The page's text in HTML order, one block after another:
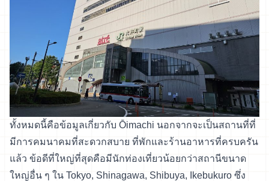
ทั้งหมดนี้คือข้อมูลเกี่ยวกับ Ōimachi นอกจากจะเป็นสถานที่ที่
มีการคมนาคมที่สะดวกสบาย ที่พักและร้านอาหารที่ครบครัน
แล้ว ข้อดีที่ใหญ่ที่สุดคือมีนักท่องเที่ยวน้อยกว่าสถานีขนาด
ใหญ่อื่น ๆ ใน Tokyo, Shinagawa, Shibuya, Ikebukuro ซึ่ง